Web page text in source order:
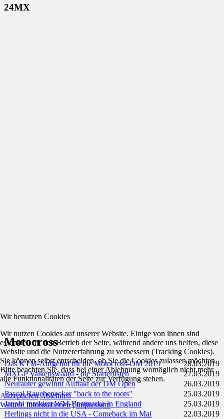
24MX
Motocross
Das KTM-Aufgebot für die Motocross-ÖM 2019
28.03.2019
MXGP Valkenswaard - die Starterlisten
27.03.2019
Neurauter gewinnt Auftakt der DM Open
26.03.2019
Pascal Rauchenecker "back to the roots"
25.03.2019
Jacobi markiert WM-Bestmarke in England
25.03.2019
Herlings nicht in die USA - Comeback im Mai
22.03.2019
Wir benutzen Cookies
Wir nutzen Cookies auf unserer Website. Einige von ihnen sind
essenziell für den Betrieb der Seite, während andere uns helfen, diese
Website und die Nutzererfahrung zu verbessern (Tracking Cookies).
Sie können selbst entscheiden, ob Sie die Cookies zulassen möchten.
Bitte beachten Sie, dass bei einer Ablehnung womöglich nicht mehr
alle Funktionalitäten der Seite zur Verfügung stehen.
AkzeptierenAblehnen
Weitere Informationen|Impressum